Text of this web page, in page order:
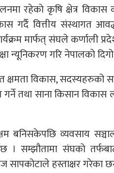
रहेकाे कृषि क्षेत्र
गर्दै वित्तीय संस्थागत
मार्फत् संघले कर्णाली
न्यूनिकरण गरि नेपालको
विकास, सदस्यहरुको
गर्ने तथा साना किसान
बनिसकेपछि व्यवसाय
। सम्झौतामा संघकाे
सापकोटाले हस्ताक्षर गरेका